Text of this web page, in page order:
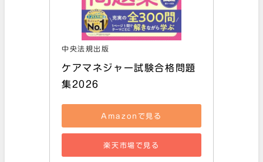
中央法規出版
ケアマネジャー試験合格問題
集2026
Amazonで見る
楽天市場で見る